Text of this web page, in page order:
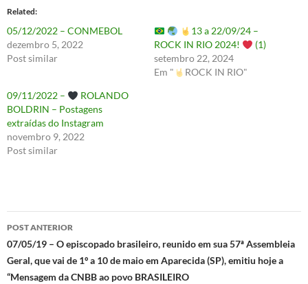
Related
05/12/2022 – CONMEBOL
dezembro 5, 2022
Post similar
13 a 22/09/24 –
ROCK IN RIO 2024!
(1)
setembro 22, 2024
Em "
ROCK IN RIO"
09/11/2022 –
ROLANDO
BOLDRIN – Postagens
extraídas do Instagram
novembro 9, 2022
Post similar
Navegação
de
posts
POST ANTERIOR
07/05/19 – O episcopado brasileiro, reunido em sua 57ª Assembleia
Geral, que vai de 1º a 10 de maio em Aparecida (SP), emitiu hoje a
“Mensagem da CNBB ao povo BRASILEIRO